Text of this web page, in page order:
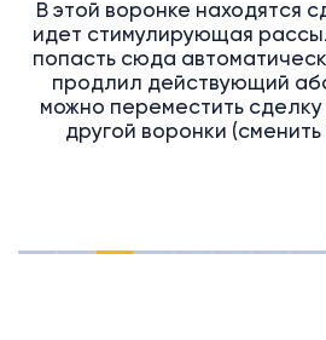
В этой воронке находятся
идет стимулирующая
попасть сюда
продлил действующий
можно переместить
другой воронки